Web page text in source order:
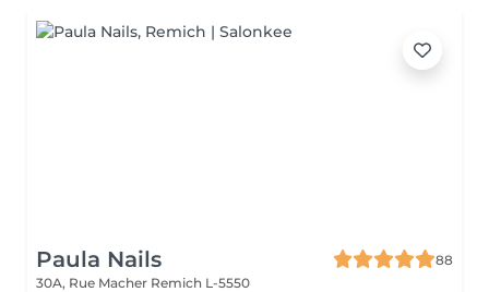
Paula Nails
88
30A, Rue Macher Remich L-5550